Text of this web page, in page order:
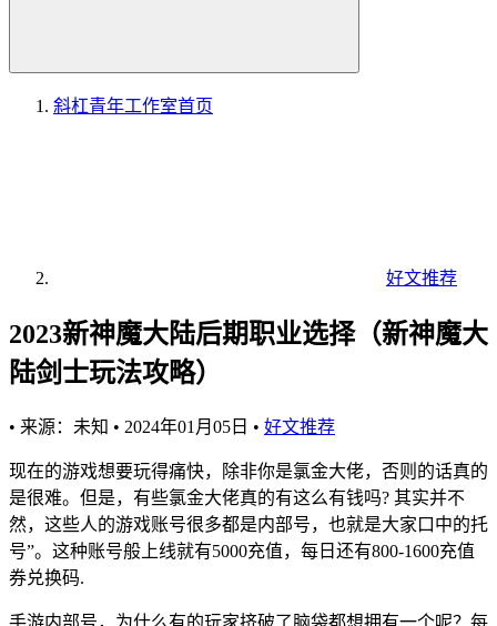
斜杠青年工作室首页
好文推荐
2023新神魔大陆后期职业选择（新神魔大
陆剑士玩法攻略）
• 来源：未知 • 2024年01月05日 • 好文推荐
现在的游戏想要玩得痛快，除非你是氯金大佬，否则的话真的
是很难。但是，有些氯金大佬真的有这么有钱吗? 其实并不
然，这些人的游戏账号很多都是内部号，也就是大家口中的托
号”。这种账号般上线就有5000充值，每日还有800-1600充值
券兑换码.
手游内部号，为什么有的玩家挤破了脑袋都想拥有一个呢？每